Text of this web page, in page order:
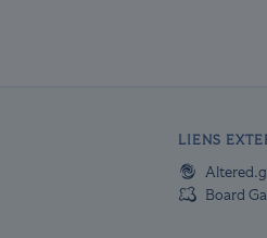
LIENS
Board